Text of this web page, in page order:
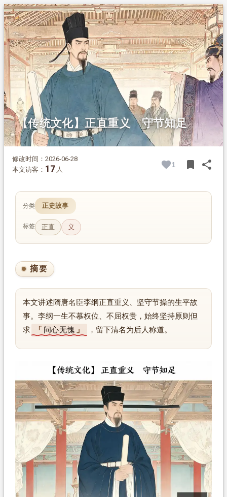
1.摘要
2.正文
2.1.南北朝：不负旧主，重情重义
2.2.隋朝：直谏敢言，不附权贵
2.3. 初唐：坚守原则，知止知足
【传统文化】正直重义 守节知足
修改时间：2026-06-28
本文访客： 17 人
1 bookmark share
分类 正史故事
标签 正直 义
摘要
本文讲述隋唐名臣李纲正直重义、坚守节操的生平故
事。李纲一生不慕权位、不屈权贵，始终坚持原则但
求
问心无愧 ，留下清名为后人称道。